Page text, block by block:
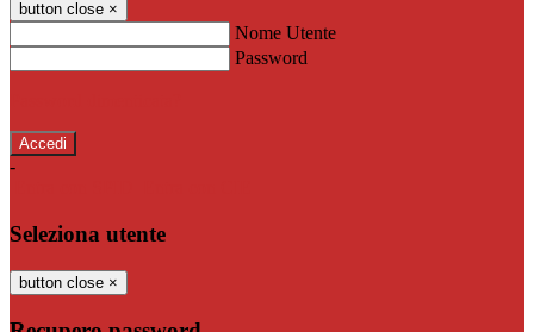
button close ×
Nome Utente
Password
-
Seleziona utente
button close ×